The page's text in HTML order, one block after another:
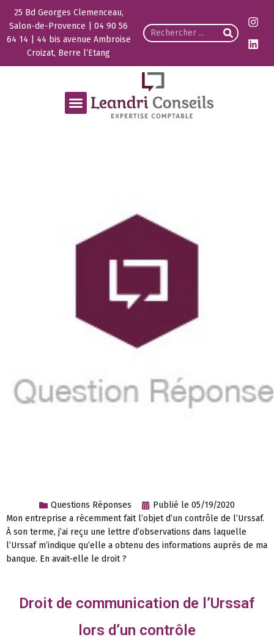
25 Bd Georges Clemenceau,
Salon-de-Provence | 04 90 56
64 14 | 44 bis avenue Ambroise
Croizat, Berre l’Etang
Questions Réponses Publié le 05/19/2020
Mon entreprise a récemment fait l’objet d’un contrôle de l’Urssaf.
À son terme, j’ai reçu une lettre d’observations dans laquelle
l’Urssaf m’indique qu’elle a obtenu des informations auprès de ma
banque. En avait-elle le droit ?
Droit de communication de l’Urssaf
lors d’un contrôle